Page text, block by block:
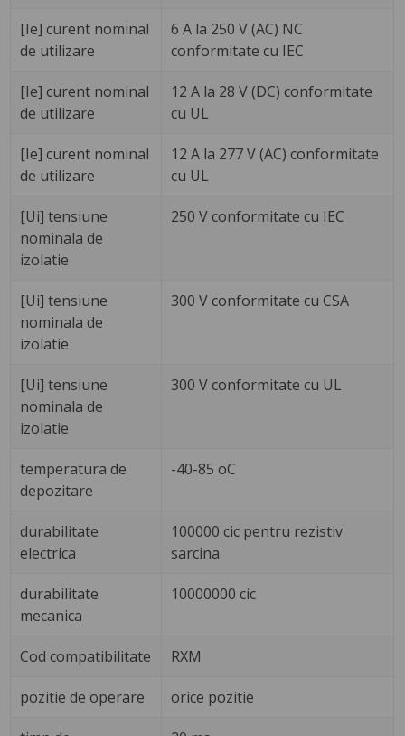
[Ie] curent nominal
de utilizare
6 A la 250 V (AC) NC
conformitate cu IEC
[Ie] curent nominal
de utilizare
12 A la 28 V (DC) conformitate
cu UL
[Ie] curent nominal
de utilizare
12 A la 277 V (AC) conformitate
cu UL
[Ui] tensiune
nominala de
izolatie
250 V conformitate cu IEC
[Ui] tensiune
nominala de
izolatie
300 V conformitate cu CSA
[Ui] tensiune
nominala de
izolatie
300 V conformitate cu UL
temperatura de
depozitare
-40-85 oC
durabilitate
electrica
100000 cic pentru rezistiv
sarcina
durabilitate
mecanica
10000000 cic
Cod compatibilitate RXM
pozitie de operare orice pozitie